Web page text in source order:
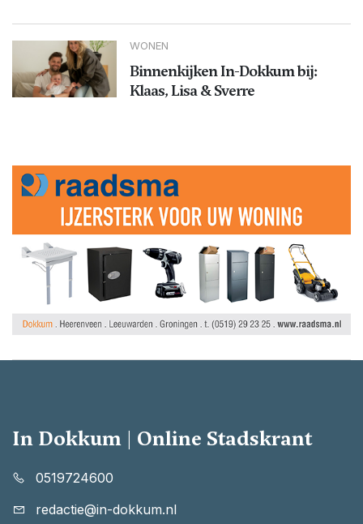
WONEN
Binnenkijken In-Dokkum bij:
Klaas, Lisa & Sverre
In Dokkum | Online Stadskrant
0519724600
redactie@in-dokkum.nl